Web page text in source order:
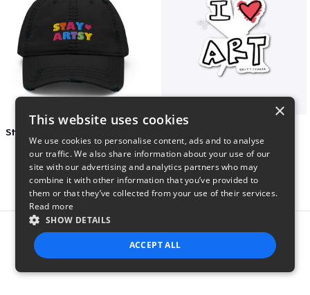
Report this product
×
This website uses cookies
We use cookies to personalise content, ads and to analyse
our traffic. We also share information about your use of our
site with our advertising and analytics partners who may
combine it with other information that you’ve provided to
them or that they’ve collected from your use of their services.
Read more
SHOW DETAILS
ACCEPT ALL
STRICTLY NECESSARY PERFORMANCE